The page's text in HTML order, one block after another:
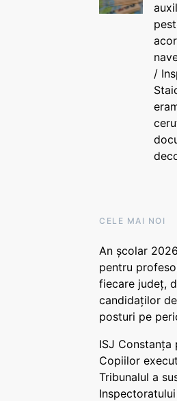
/
CELE MAI NOI
An școlar
pentru
fiecare județ,
candidaților
posturi pe
ISJ Constanța
Copiilor
Tribunalul a